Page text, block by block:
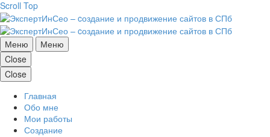
Scroll Top
Меню
Меню
Close
Close
Главная
Обо мне
Мои работы
Создание